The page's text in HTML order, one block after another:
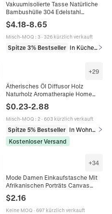
Vakuumisolierte Tasse Natürliche
Bambushülle 304 Edelstahl
Auslaufsicherer Reisekaffeebecher
Umweltfreundlicher Flachmann
$4.18-8.65
Misch-MOQ : 3· 326 kürzlich verkauft
Spitze 3% Bestseller In Küche & Esszimmer
+29
Ätherisches Öl Diffusor Holz
Naturholz Aromatherapie Home
Office Auto Dekor Duft Ornament
Umweltfreundlich
$0.23-2.88
Misch-MOQ : 2· 603 kürzlich verkauft
Spitze 5% Bestseller
In Wohndeko
Kostenloser Versand
+34
Mode Damen Einkaufstasche Mit
Afrikanischen Porträts Canvas
Leinen Wiederverwendbar
Umweltfreundlich Große Kapazität
Schultertasche
$2.16
Keine MOQ · 697 kürzlich verkauft